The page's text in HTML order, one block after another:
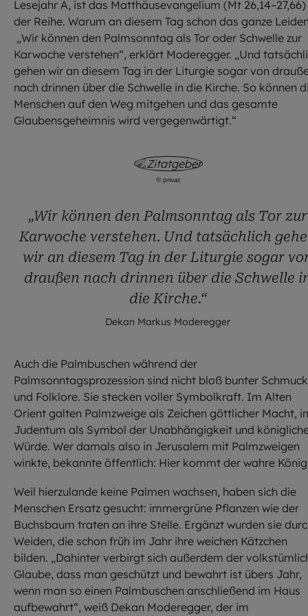
Lesejahr A, ist das Matthäusevangelium (Mt
der Reihe. Warum an diesem Tag schon das ganze
„Wir können den Palmsonntag als Tor oder Schwelle zur
Karwoche verstehen“, erklärt Moderegger. „Und
gehen wir an diesem Tag in der Liturgie sogar von
nach drinnen über die Schwelle in die Kirche. So können
Menschen auf den Weg mitgehen und das gesamte
Glaubensgeheimnis wird vergegenwärtigt.“
© privat
„Wir können den Palmsonntag als Tor zur
Karwoche verstehen. Und tatsächlich
wir an diesem Tag in der Liturgie sogar
draußen nach drinnen über die Schwelle
die Kirche.“
Dekan Markus Moderegger
Auch die Palmbuschen während der
Palmsonntagsprozession sind nicht bloß bunter Schmuck
und Folklore. Sie stecken voller Symbolkraft. Im Alten
Orient galten Palmzweige als Zeichen göttlicher Macht,
Judentum als Symbol der Unabhängigkeit und
Würde. Wer damals also in Jerusalem mit Palmzweigen
winkte, bekannte öffentlich: Hier kommt der wahre
Weil hierzulande keine Palmen wachsen, haben sich die
Menschen Ersatz gesucht: immergrüne Pflanzen wie der
Buchsbaum traten an ihre Stelle. Ergänzt wurden sie
Weiden, die schon früh im Jahr ihre weichen Kätzchen
bilden. „Dahinter verbirgt sich außerdem der
Glaube, dass man geschützt und bewahrt ist übers Jahr,
wenn man so einen Palmbuschen anschließend im Haus
aufbewahrt“, weiß Dekan Moderegger, der im